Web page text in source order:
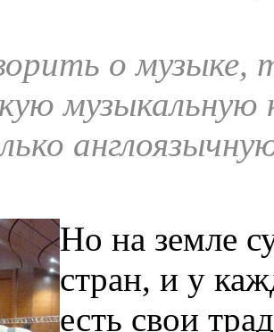
о музыке,
музыкальную
Но на земле
стран, и у
есть свои